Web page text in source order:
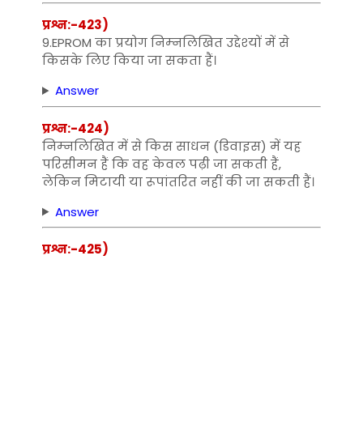
प्रश्न:-423)
9.EPROM का प्रयोग निम्‍नलिखित उद्देश्‍यों में से
किसके लिए किया जा सकता हैं।
Answer
प्रश्न:-424)
निम्‍नलिखित में से किस साधन (डिवाइस) में यह
परिसीमन हैं कि वह केवल पढ़ी जा सकती हैं,
लेकिन मिटायी या रूपांतरित नहीं की जा सकती हैं।
Answer
प्रश्न:-425)